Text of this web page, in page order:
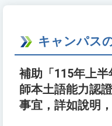
キャンパス
補助「115年上
師本土語能力認
事宜，詳如說明，